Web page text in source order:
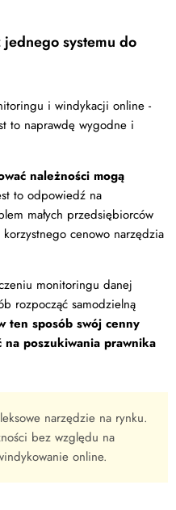
systemu do
i windykacji online -
to naprawdę wygodne i
należności mogą
to odpowiedź na
małych przedsiębiorców
cenowo narzędzia
monitoringu danej
rozpocząć samodzielną
ten sposób swój cenny
na poszukiwania prawnika
narzędzie na rynku.
bez względu na
online.